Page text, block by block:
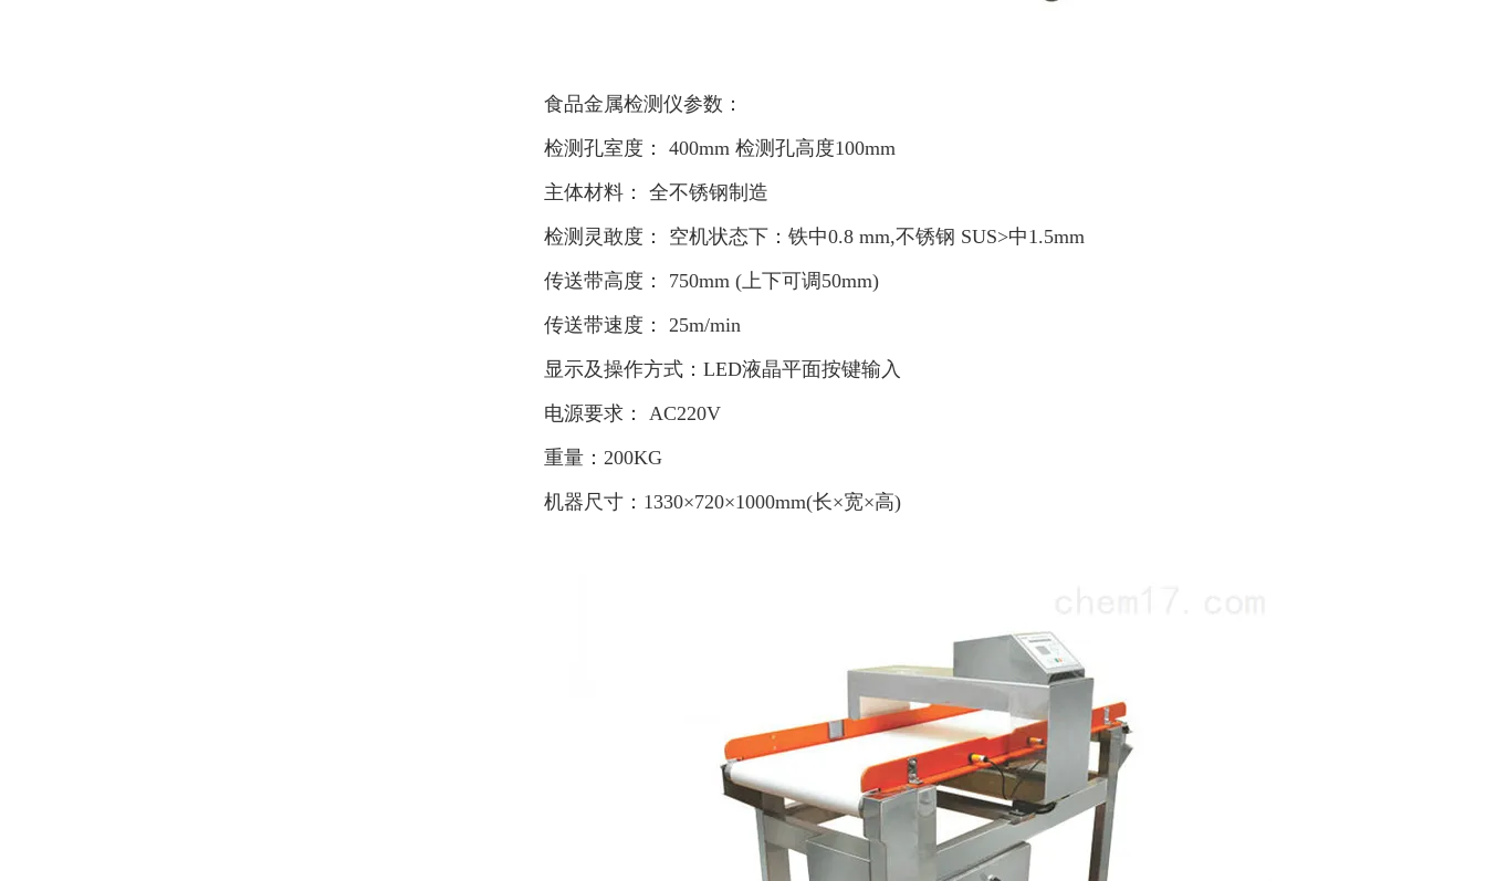
食品金属检测仪参数：
检测孔室度： 400mm 检测孔高度100mm
主体材料： 全不锈钢制造
检测灵敢度： 空机状态下：铁中0.8 mm,不锈钢 SUS>中1.5mm
传送带高度： 750mm (上下可调50mm)
传送带速度： 25m/min
显示及操作方式：LED液晶平面按键输入
电源要求： AC220V
重量：200KG
机器尺寸：1330×720×1000mm(长×宽×高)